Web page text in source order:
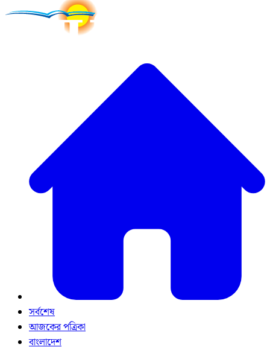
সর্বশেষ
আজকের পত্রিকা
বাংলাদেশ